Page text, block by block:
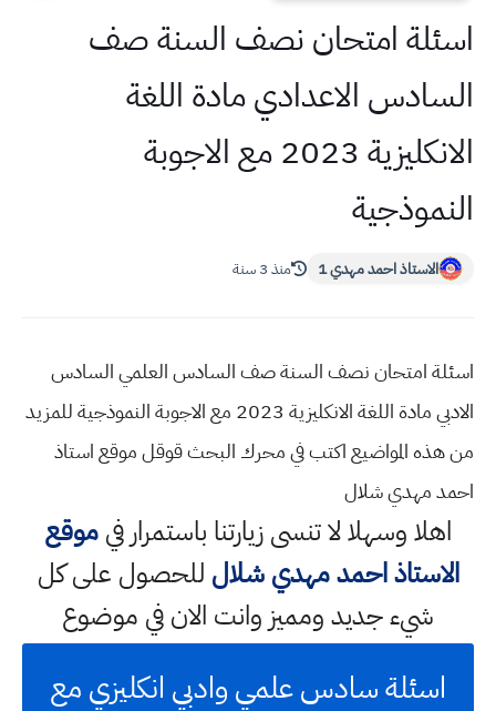
اسئلة امتحان نصف السنة صف
السادس الاعدادي مادة اللغة
الانكليزية 2023 مع الاجوبة
النموذجية
الاستاذ احمد مهدي 1 منذ 3 سنة
اسئلة امتحان نصف السنة صف السادس العلمي السادس
الادبي مادة اللغة الانكليزية 2023 مع الاجوبة النموذجية للمزيد
من هذه المواضيع اكتب في محرك البحث قوقل موقع استاذ
احمد مهدي شلال
اهلا وسهلالا تنسى زيارتنا باستمرار فيموقع
الاستاذ احمد مهدي شلال للحصول على كل
شيء جديد ومميز وانت الان في موضوع
اسئلة سادس علمي وادبي انكليزي مع